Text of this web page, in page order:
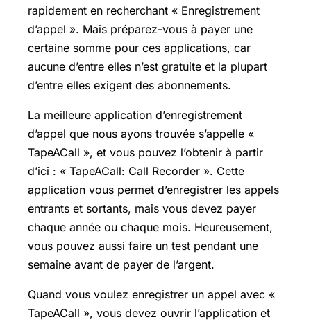
rapidement en recherchant « Enregistrement
d’appel ». Mais préparez-vous à payer une
certaine somme pour ces applications, car
aucune d’entre elles n’est gratuite et la plupart
d’entre elles exigent des abonnements.
La meilleure application d’enregistrement
d’appel que nous ayons trouvée s’appelle «
TapeACall », et vous pouvez l’obtenir à partir
d’ici : « TapeACall: Call Recorder ». Cette
application vous permet d’enregistrer les appels
entrants et sortants, mais vous devez payer
chaque année ou chaque mois. Heureusement,
vous pouvez aussi faire un test pendant une
semaine avant de payer de l’argent.
Quand vous voulez enregistrer un appel avec «
TapeACall », vous devez ouvrir l’application et